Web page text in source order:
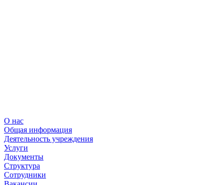
О нас
Общая информация
Деятельность учреждения
Услуги
Документы
Структура
Сотрудники